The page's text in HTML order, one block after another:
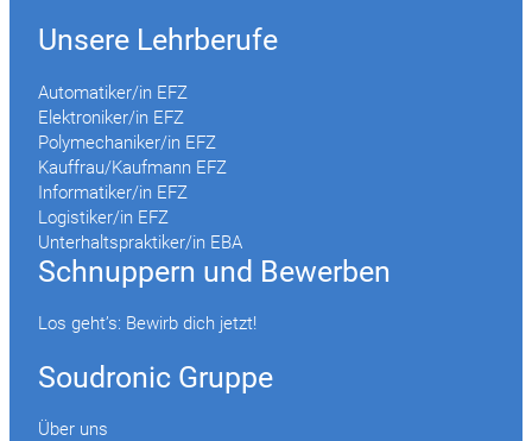
Unsere Lehrberufe
Automatiker/in EFZ
Elektroniker/in EFZ
Polymechaniker/in EFZ
Kauffrau/Kaufmann EFZ
Informatiker/in EFZ
Logistiker/in EFZ
Unterhaltspraktiker/in EBA
Schnuppern und Bewerben
Los geht’s: Bewirb dich jetzt!
Soudronic Gruppe
Über uns